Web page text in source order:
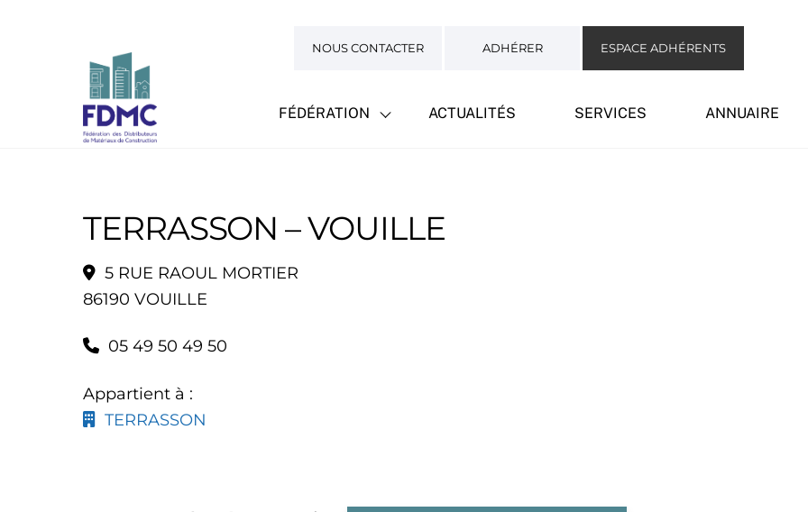
NOUS CONTACTER ADHÉRER ESPACE ADHÉRENTS
FÉDÉRATION ACTUALITÉS SERVICES ANNUAIRE
TERRASSON – VOUILLE
5 RUE RAOUL MORTIER
86190 VOUILLE
05 49 50 49 50
Appartient à :
TERRASSON